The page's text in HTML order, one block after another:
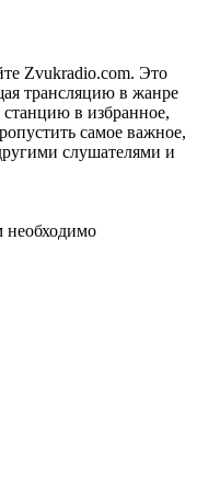
Zvukradio.com. Это
трансляцию в жанре
станцию в избранное,
самое важное,
слушателями и
необходимо